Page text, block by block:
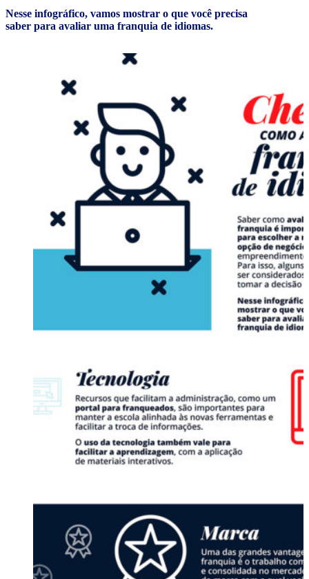
Nesse infográfico, vamos mostrar o que você precisa
saber para avaliar uma franquia de idiomas.